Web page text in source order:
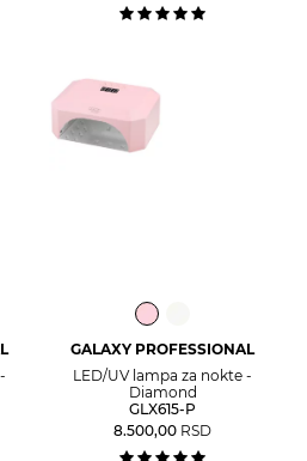
GALAXY PROFESSIONAL
LED/UV lampa za nokte -
Diamond
GLX615-P
8.500,00 RSD